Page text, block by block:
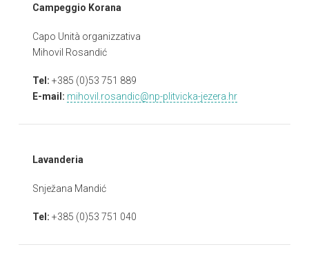
Campeggio Korana
Capo Unità organizzativa
Mihovil Rosandić
Tel: +385 (0)53 751 889
E-mail: mihovil.rosandic@np-plitvicka-jezera.hr
Lavanderia
Snježana Mandić
Tel: +385 (0)53 751 040